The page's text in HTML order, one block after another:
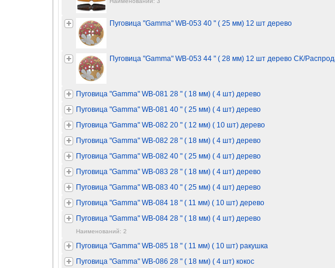
Пуговица "Gamma" WB-053 40 " ( 25 мм) 12 шт дерево
Пуговица "Gamma" WB-053 44 " ( 28 мм) 12 шт дерево СК/
Пуговица "Gamma" WB-081 28 " ( 18 мм) ( 4 шт) дерево
Пуговица "Gamma" WB-081 40 " ( 25 мм) ( 4 шт) дерево
Пуговица "Gamma" WB-082 20 " ( 12 мм) ( 10 шт) дерево
Пуговица "Gamma" WB-082 28 " ( 18 мм) ( 4 шт) дерево
Пуговица "Gamma" WB-082 40 " ( 25 мм) ( 4 шт) дерево
Пуговица "Gamma" WB-083 28 " ( 18 мм) ( 4 шт) дерево
Пуговица "Gamma" WB-083 40 " ( 25 мм) ( 4 шт) дерево
Пуговица "Gamma" WB-084 18 " ( 11 мм) ( 10 шт) дерево
Пуговица "Gamma" WB-084 28 " ( 18 мм) ( 4 шт) дерево
Наименований: 2
Пуговица "Gamma" WB-085 18 " ( 11 мм) ( 10 шт) ракушка
Пуговица "Gamma" WB-086 28 " ( 18 мм) ( 4 шт) кокос